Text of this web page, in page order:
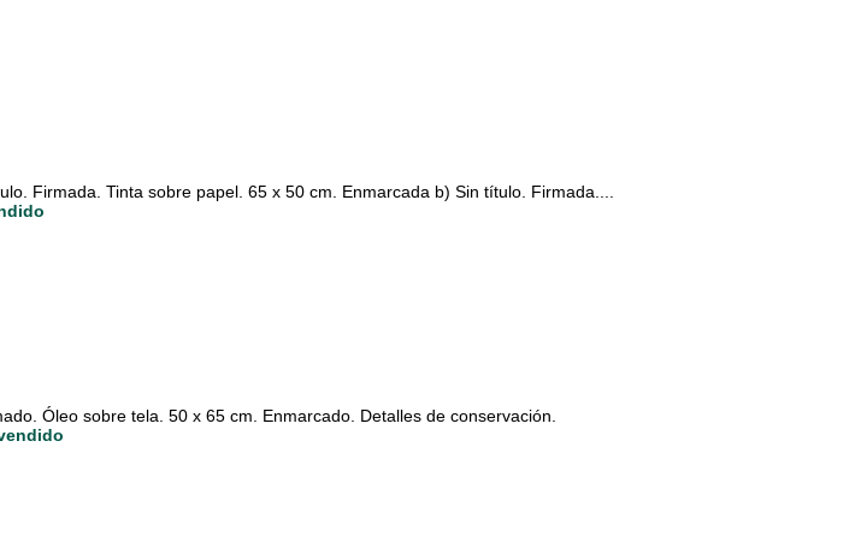
Firmada. Tinta sobre papel. 65 x 50 cm. Enmarcada b) Sin título. Firmada....
Óleo sobre tela. 50 x 65 cm. Enmarcado. Detalles de conservación.